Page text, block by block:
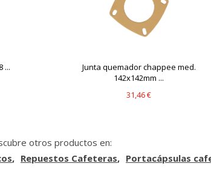
...
Junta quemador chappee med.
142x142mm ...
31,46 €
otros productos en:
Repuestos Cafeteras Portacápsulas